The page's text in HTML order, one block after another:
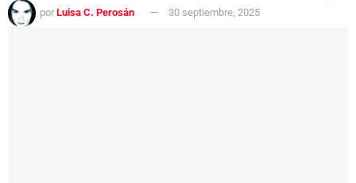
por Luisa C. Perosán 30 septiembre, 2025